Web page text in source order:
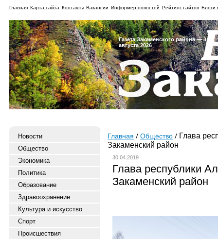
Главная Карта сайта Контакты Вакансии Информер новостей Рейтинг сайтов Блоги
Газета Закаменского района — 3
августа 2026
Новости
Общество
Экономика
Политика
Образование
Здравоохранение
Культура и искусство
Спорт
Происшествия
Главная Общество
Глава
Закаменский район
30.04.2019
Глава республики
Закаменский район